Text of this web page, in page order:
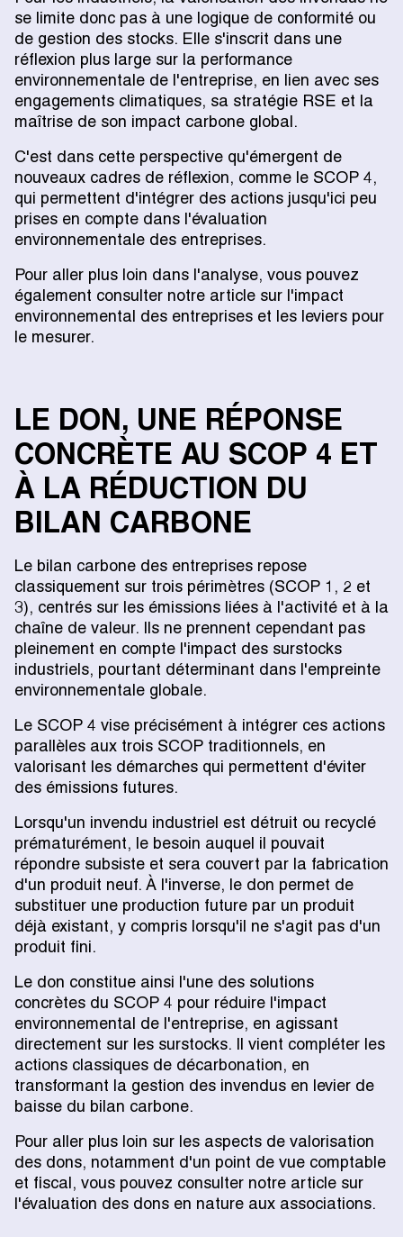
se limite donc pas à une logique de conformité ou
de gestion des stocks. Elle s'inscrit dans une
réflexion plus large sur la performance
environnementale de l'entreprise, en lien avec ses
engagements climatiques, sa stratégie RSE et la
maîtrise de son impact carbone global.
C'est dans cette perspective qu'émergent de
nouveaux cadres de réflexion, comme le SCOP 4,
qui permettent d'intégrer des actions jusqu'ici peu
prises en compte dans l'évaluation
environnementale des entreprises.
Pour aller plus loin dans l'analyse, vous pouvez
également consulter notre article sur l'impact
environnemental des entreprises et les leviers pour
le mesurer.
LE DON, UNE RÉPONSE
CONCRÈTE AU SCOP 4 ET
À LA RÉDUCTION DU
BILAN CARBONE
Le bilan carbone des entreprises repose
classiquement sur trois périmètres (SCOP 1, 2 et
3), centrés sur les émissions liées à l'activité et à la
chaîne de valeur. Ils ne prennent cependant pas
pleinement en compte l'impact des surstocks
industriels, pourtant déterminant dans l'empreinte
environnementale globale.
Le SCOP 4 vise précisément à intégrer ces actions
parallèles aux trois SCOP traditionnels, en
valorisant les démarches qui permettent d'éviter
des émissions futures.
Lorsqu'un invendu industriel est détruit ou recyclé
prématurément, le besoin auquel il pouvait
répondre subsiste et sera couvert par la fabrication
d'un produit neuf. À l'inverse, le don permet de
substituer une production future par un produit
déjà existant, y compris lorsqu'il ne s'agit pas d'un
produit fini.
Le don constitue ainsi l'une des solutions
concrètes du SCOP 4 pour réduire l'impact
environnemental de l'entreprise, en agissant
directement sur les surstocks. Il vient compléter les
actions classiques de décarbonation, en
transformant la gestion des invendus en levier de
baisse du bilan carbone.
Pour aller plus loin sur les aspects de valorisation
des dons, notamment d'un point de vue comptable
et fiscal, vous pouvez consulter notre article sur
l'évaluation des dons en nature aux associations.